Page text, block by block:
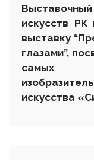
Выставочный
искусств РК
выставку
глазами”,
самых
искусства